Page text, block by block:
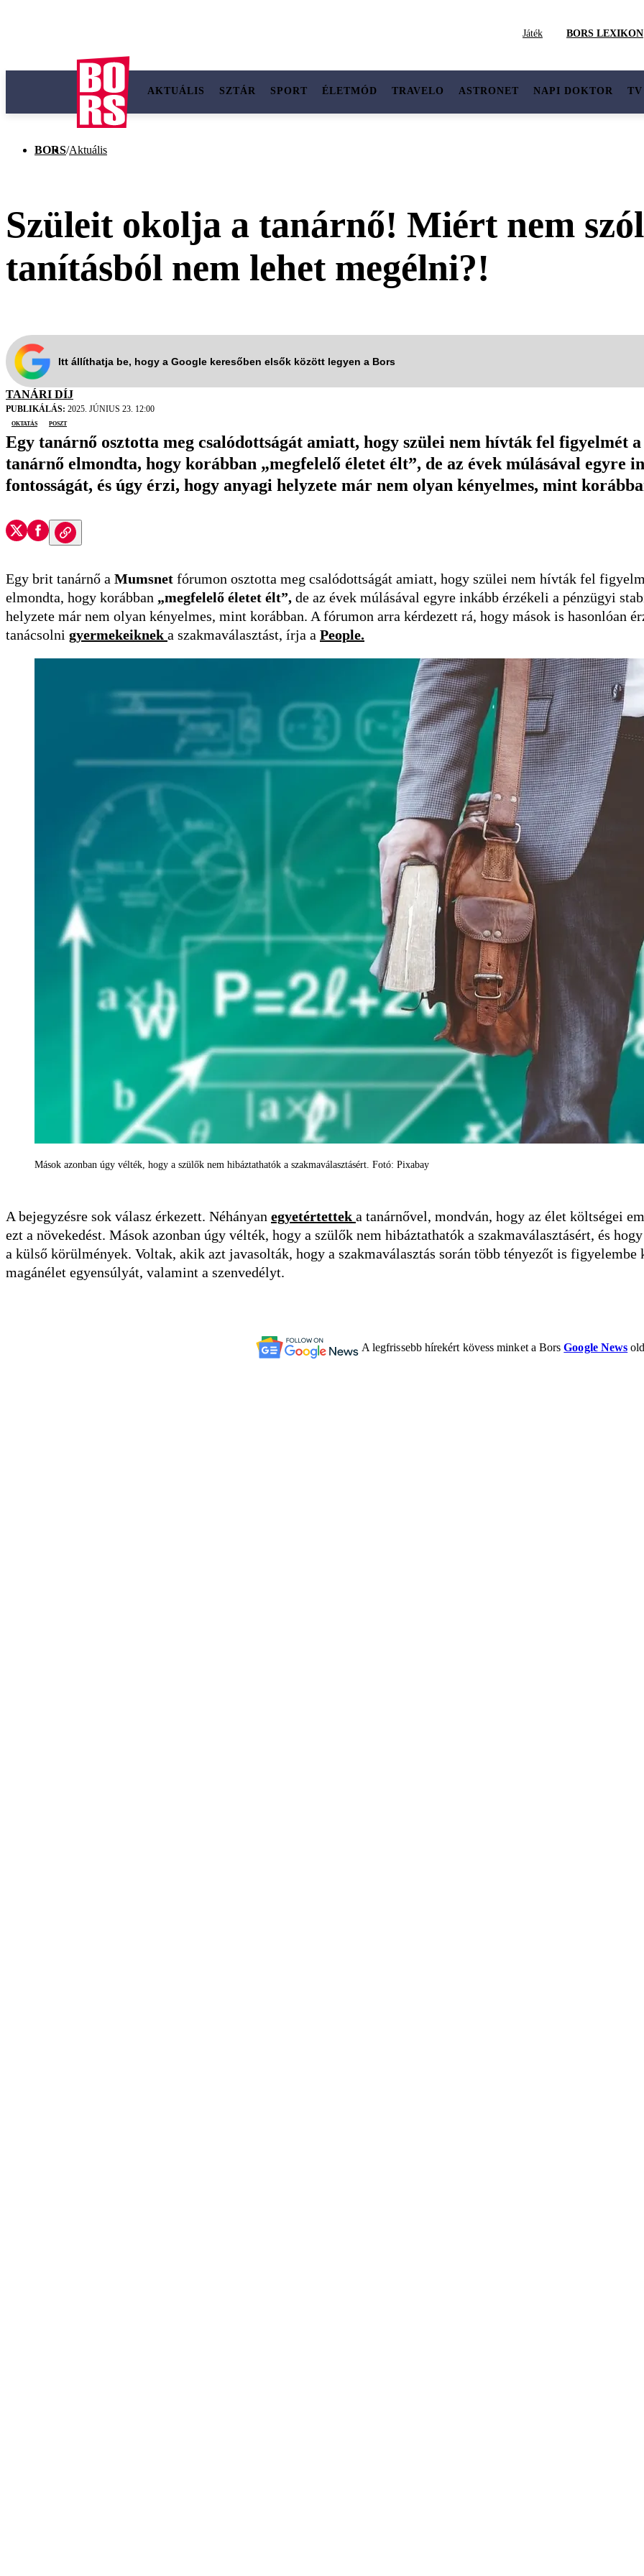
Játék BORS LEXIKON
AKTUÁLIS SZTÁR SPORT ÉLETMÓD TRAVELO ASTRONET NAPI DOKTOR TV
BORS/Aktuális
Szüleit okolja a tanárnő! Miért nem
tanításból nem lehet megélni?!
Itt állíthatja be, hogy a Google keresőben elsők között legyen a Bors
TANÁRI DÍJ
PUBLIKÁLÁS: 2025. JÚNIUS 23. 12:00
oktatás
poszt
Egy tanárnő osztotta meg csalódottságát amiatt, hogy szülei nem hívták fel figyelmét
tanárnő elmondta, hogy korábban „megfelelő életet élt”, de az évek múlásával egyre
fontosságát, és úgy érzi, hogy anyagi helyzete már nem olyan kényelmes, mint
Egy brit tanárnő a Mumsnet fórumon osztotta meg csalódottságát amiatt, hogy szülei nem hívták fel
elmondta, hogy korábban „megfelelő életet élt”, de az évek múlásával egyre inkább érzékeli a pénzügyi
helyzete már nem olyan kényelmes, mint korábban. A fórumon arra kérdezett rá, hogy mások is hasonlóan
tanácsolni gyermekeiknek a szakmaválasztást, írja a People.
Mások azonban úgy vélték, hogy a szülők nem hibáztathatók a szakmaválasztásért. Fotó: Pixabay
A bejegyzésre sok válasz érkezett. Néhányan egyetértettek a tanárnővel, mondván, hogy az élet költségei
ezt a növekedést. Mások azonban úgy vélték, hogy a szülők nem hibáztathatók a szakmaválasztásért, és
a külső körülmények. Voltak, akik azt javasolták, hogy a szakmaválasztás során több tényezőt is
magánélet egyensúlyát, valamint a szenvedélyt.
A legfrissebb hírekért kövess minket a BorsGoogle News